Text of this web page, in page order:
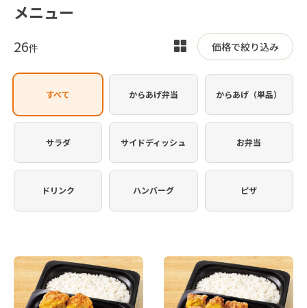
メニュー
26件
表
を
り
価格で絞り込み
すべて からあげ弁当 からあげ（単品）
サラダ サイドディッシュ お弁当
ドリンク ハンバーグ ピザ